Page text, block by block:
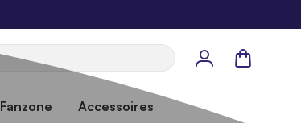
Panier
Fanzone Accessoires